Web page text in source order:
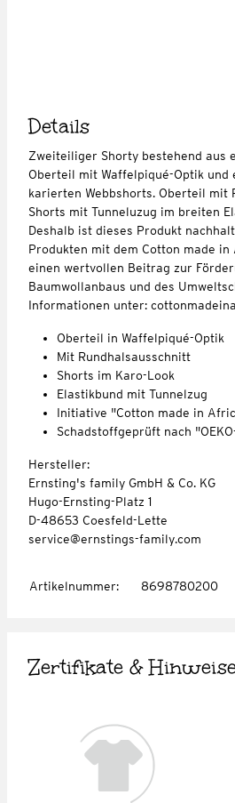
Details
Zweiteiliger Shorty bestehend aus
Oberteil mit Waffelpiqué-Optik und
karierten Webbshorts. Oberteil mit
Shorts mit Tunneluzug im breiten
Deshalb ist dieses Produkt
Produkten mit dem Cotton made
einen wertvollen Beitrag zur
Baumwollanbaus und des
Informationen unter:
Oberteil in Waffelpiqué-Optik
Mit Rundhalsausschnitt
Shorts im Karo-Look
Elastikbund mit Tunnelzug
Initiative "Cotton made in
Schadstoffgeprüft nach
Hersteller:
Ernsting's family GmbH & Co. KG
Hugo-Ernsting-Platz 1
D-48653 Coesfeld-Lette
service@ernstings-family.com
Artikelnummer: 8698780200
Zertifikate &